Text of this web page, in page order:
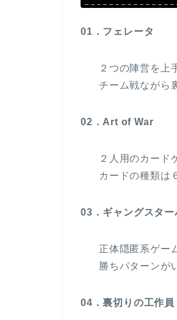
01．フェレータ
２つの陣営を上
チーム戦ながら
02．Art of War
２人用のカード
カードの種類は
03．ギャングスター
正体隠匿系ゲー
勝ちパターンが
04．裏切りの工作員